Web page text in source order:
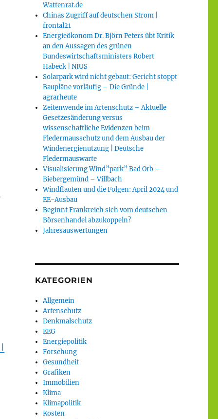
Wattenrat.de
Chinas Zugriff auf deutschen Strom |
frontal21
Energieökonom Dr. Björn Peters übt Kritik
an den Aussagen des grünen
Bundeswirtschaftsministers Robert
Habeck | NIUS
Solarpark wird nicht gebaut: Gericht stoppt
Baupläne vorläufig – Die Gründe |
agrarheute
Zeitenwende im Artenschutz – Aktuelle
Gesetzesänderung versus
wissenschaftliche Evidenzen beim
Fledermausschutz und dem Ausbau der
Windenergienutzung | Deutsche
Fledermauswarte
Visualisierung Wind”park” Bad Orb –
Biebergemünd – Villbach
Windflauten und die Folgen: April 2024 und
EE-Ausbau
Beginnt Frankreich sich vom deutschen
Börsenhandel abzukoppeln?
Jahresauswertungen
KATEGORIEN
Allgemein
Artenschutz
Denkmalschutz
EEG
Energiepolitik
Forschung
Gesundheit
Grafiken
Immobilien
Klima
Klimapolitik
Kosten